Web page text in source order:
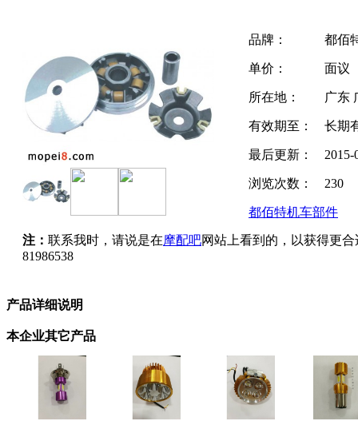
品牌： 都佰
单价： 面议
所在地： 广东
有效期至： 长期
最后更新： 2015-
浏览次数： 230
都佰特机车部件
注： 联系我时，请说是在摩配吧网站上看到的，以获得更
81986538
产品详细说明
本企业其它产品